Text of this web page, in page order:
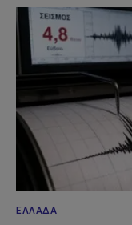
ΕΛΛΆΔΑ